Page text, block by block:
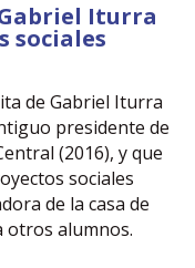
Iturra
sociales
de Gabriel Iturra
presidente de
(2016), y que
sociales
de la casa de
otros alumnos.